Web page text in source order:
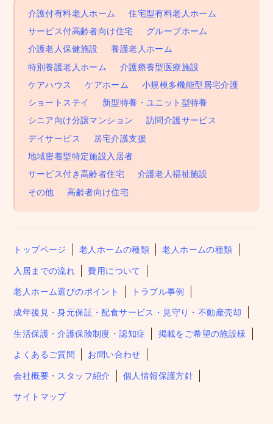
介護付有料老人ホーム
住宅型有料老人ホーム
サービス付高齢者向け住宅
グループホーム
介護老人保健施設
養護老人ホーム
特別養護老人ホーム
介護療養型医療施設
ケアハウス
ケアホーム
小規模多機能型居宅介護
ショートステイ
新型特養・ユニット型特養
シニア向け分譲マンション
訪問介護サービス
デイサービス
居宅介護支援
地域密着型特定施設入居者
サービス付き高齢者住宅
介護老人福祉施設
その他
高齢者向け住宅
トップページ 老人ホームの種類 老人ホームの種類
入居までの流れ 費用について
老人ホーム選びのポイント トラブル事例
成年後見・身元保証・配食サービス・見守り・不動産売却
生活保護・介護保険制度・認知症 掲載をご希望の施設様
よくあるご質問 お問い合わせ
会社概要・スタッフ紹介 個人情報保護方針
サイトマップ